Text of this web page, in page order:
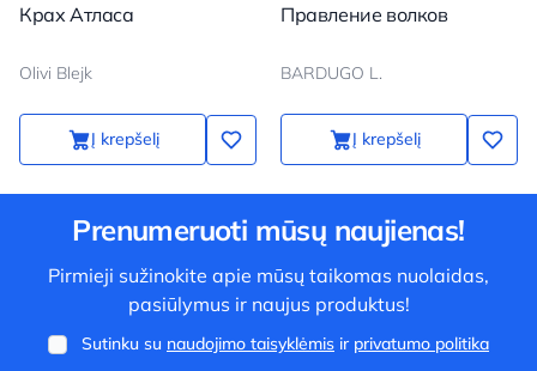
Крах Атласа
Olivi Blejk
Į krepšelį
Правление волков
BARDUGO L.
Į krepšelį
Prenumeruoti mūsų naujienas!
Pirmieji sužinokite apie mūsų taikomas nuolaidas,
pasiūlymus ir naujus produktus!
Sutinku su naudojimo taisyklėmis ir privatumo politika